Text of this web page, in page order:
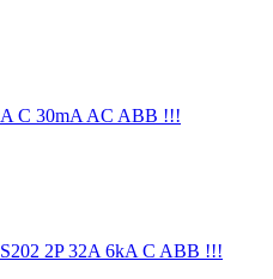
C 30mA AC ABВ !!!
2P 32A 6kA C ABB !!!